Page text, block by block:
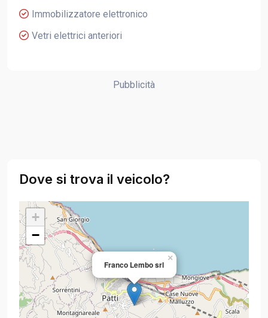
Immobilizzatore elettronico
Vetri elettrici anteriori
Pubblicità
Dove si trova il veicolo?
Franco Lembo srl
×
+
−